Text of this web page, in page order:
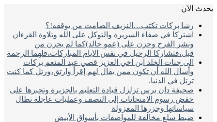
يحدث الاَن
رشا بركات تكتب…النزيف الصامت من يوقفه!؟
اشتركا في صفاء السريرة والتوكل على الله وتلاوة القرءان
ونشر الفرح وحزن على (عمو خالد)كما لم يحزن من
قبل،فتشاركا الرحيل في نفس الايام المباركات،فلهما الرحمة
الى جنات الخلد ابن اخي العزيز قصي عبد المنعم بركات
وأسأل الله أن تكون ممن يقال لهم إقرأ وارتق،ورتل كما كنت
ترتل في الدنيا.
صحيفة دان برس تزلزل قيادة التعليم بالجزيرة وتجبرها على
خفض رسوم الامتحانات إلى النصف وعمليات عاجلة تطال
سياساتها وجزرها المعزولة
ضبط سلع مخالفة للمواصفات بأسواق الأبيض